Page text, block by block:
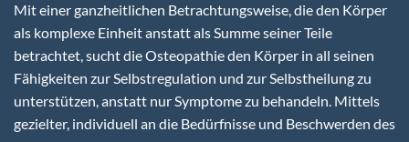
Mit einer ganzheitlichen Betrachtungsweise, die den Körper
als komplexe Einheit anstatt als Summe seiner Teile
betrachtet, sucht die Osteopathie den Körper in all seinen
Fähigkeiten zur Selbstregulation und zur Selbstheilung zu
unterstützen, anstatt nur Symptome zu behandeln. Mittels
gezielter, individuell an die Bedürfnisse und Beschwerden des